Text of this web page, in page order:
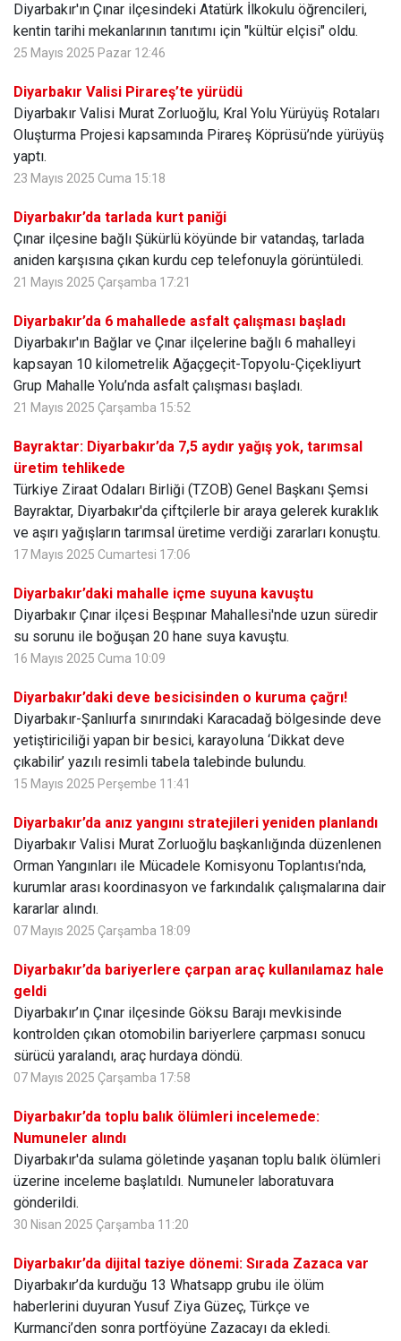
Diyarbakır'ın Çınar ilçesindeki Atatürk İlkokulu öğrencileri,
kentin tarihi mekanlarının tanıtımı için "kültür elçisi" oldu.
25 Mayıs 2025 Pazar 12:46
Diyarbakır Valisi Pirareş’te yürüdü
Diyarbakır Valisi Murat Zorluoğlu, Kral Yolu Yürüyüş Rotaları
Oluşturma Projesi kapsamında Pirareş Köprüsü’nde yürüyüş
yaptı.
23 Mayıs 2025 Cuma 15:18
Diyarbakır’da tarlada kurt paniği
Çınar ilçesine bağlı Şükürlü köyünde bir vatandaş, tarlada
aniden karşısına çıkan kurdu cep telefonuyla görüntüledi.
21 Mayıs 2025 Çarşamba 17:21
Diyarbakır’da 6 mahallede asfalt çalışması başladı
Diyarbakır'ın Bağlar ve Çınar ilçelerine bağlı 6 mahalleyi
kapsayan 10 kilometrelik Ağaçgeçit-Topyolu-Çiçekliyurt
Grup Mahalle Yolu’nda asfalt çalışması başladı.
21 Mayıs 2025 Çarşamba 15:52
Bayraktar: Diyarbakır’da 7,5 aydır yağış yok, tarımsal
üretim tehlikede
Türkiye Ziraat Odaları Birliği (TZOB) Genel Başkanı Şemsi
Bayraktar, Diyarbakır'da çiftçilerle bir araya gelerek kuraklık
ve aşırı yağışların tarımsal üretime verdiği zararları konuştu.
17 Mayıs 2025 Cumartesi 17:06
Diyarbakır’daki mahalle içme suyuna kavuştu
Diyarbakır Çınar ilçesi Beşpınar Mahallesi'nde uzun süredir
su sorunu ile boğuşan 20 hane suya kavuştu.
16 Mayıs 2025 Cuma 10:09
Diyarbakır’daki deve besicisinden o kuruma çağrı!
Diyarbakır-Şanlıurfa sınırındaki Karacadağ bölgesinde deve
yetiştiriciliği yapan bir besici, karayoluna ‘Dikkat deve
çıkabilir’ yazılı resimli tabela talebinde bulundu.
15 Mayıs 2025 Perşembe 11:41
Diyarbakır’da anız yangını stratejileri yeniden planlandı
Diyarbakır Valisi Murat Zorluoğlu başkanlığında düzenlenen
Orman Yangınları ile Mücadele Komisyonu Toplantısı'nda,
kurumlar arası koordinasyon ve farkındalık çalışmalarına dair
kararlar alındı.
07 Mayıs 2025 Çarşamba 18:09
Diyarbakır’da bariyerlere çarpan araç kullanılamaz hale
geldi
Diyarbakır’ın Çınar ilçesinde Göksu Barajı mevkisinde
kontrolden çıkan otomobilin bariyerlere çarpması sonucu
sürücü yaralandı, araç hurdaya döndü.
07 Mayıs 2025 Çarşamba 17:58
Diyarbakır’da toplu balık ölümleri incelemede:
Numuneler alındı
Diyarbakır'da sulama göletinde yaşanan toplu balık ölümleri
üzerine inceleme başlatıldı. Numuneler laboratuvara
gönderildi.
30 Nisan 2025 Çarşamba 11:20
Diyarbakır’da dijital taziye dönemi: Sırada Zazaca var
Diyarbakır’da kurduğu 13 Whatsapp grubu ile ölüm
haberlerini duyuran Yusuf Ziya Güzeç, Türkçe ve
Kurmanci’den sonra portföyüne Zazacayı da ekledi.